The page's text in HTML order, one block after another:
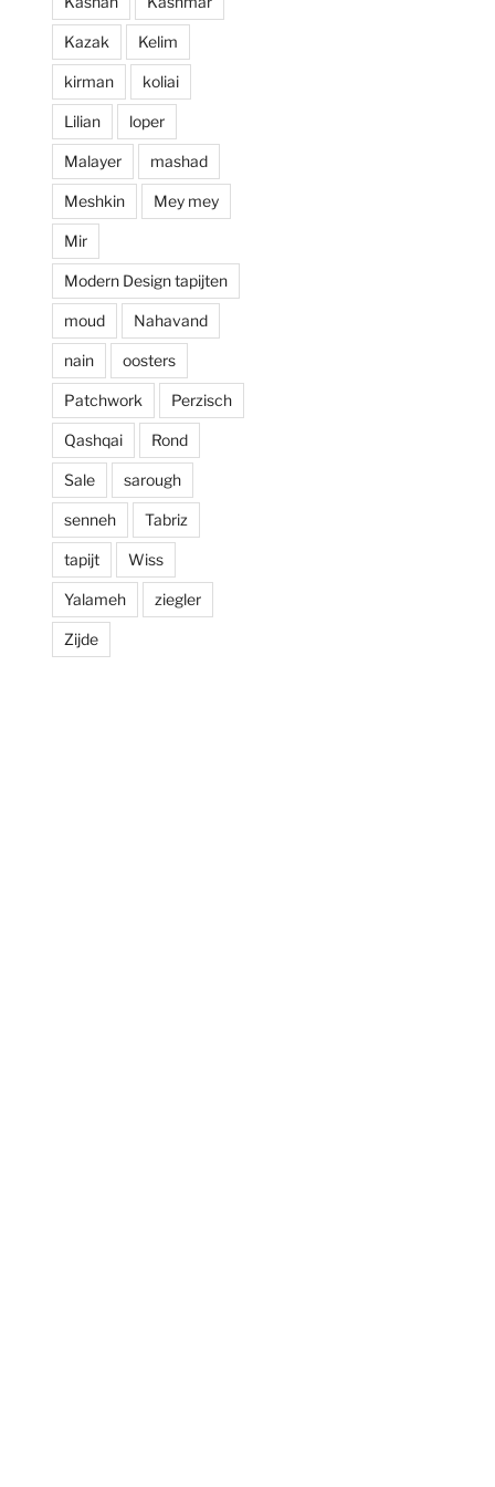
prijzen. Al met al
een zeer positieve
ervaring en zou
deze zaak aan
iedereen aan
willen raden.
Kazak Kelim
kirman koliai
Lilian loper
Malayer mashad
Meshkin Mey mey
Mir
Modern Design tapijten
moud Nahavand
nain oosters
Patchwork Perzisch
Qashqai Rond
Sale sarough
senneh Tabriz
tapijt Wiss
Yalameh ziegler
Zijde